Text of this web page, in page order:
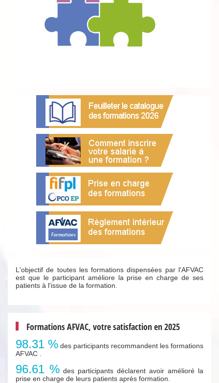
L'objectif de toutes les formations dispensées par l'AFVAC
est que le participant améliore la prise en charge de ses
patients à l'issue de la formation.
Formations AFVAC, votre satisfaction en 2025
98.31 % des participants recommandent les formations
AFVAC .
96.61 % des participants déclarent avoir amélioré la
prise en charge de leurs patients après formation.